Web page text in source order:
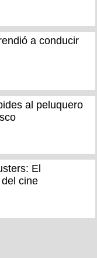
a conducir
al peluquero
El
cine